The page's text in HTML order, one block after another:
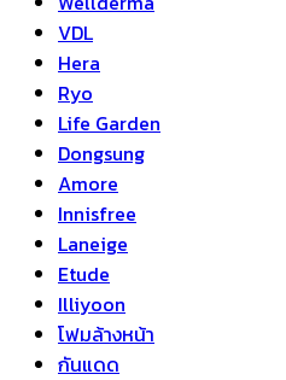
VDL
Hera
Ryo
Life Garden
Dongsung
Amore
Innisfree
Laneige
Etude
Illiyoon
โฟมล้างหน้า
กันแดด